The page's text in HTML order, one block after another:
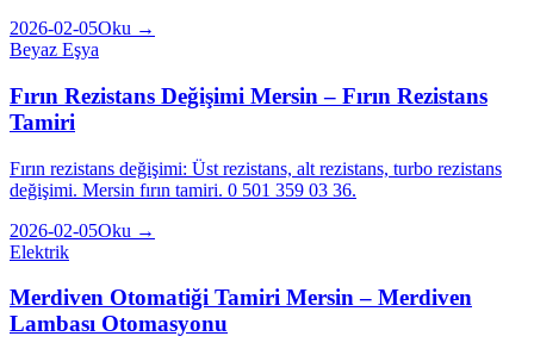
2026-02-05Oku →
Beyaz Eşya
Fırın Rezistans Değişimi Mersin – Fırın Rezistans
Tamiri
Fırın rezistans değişimi: Üst rezistans, alt rezistans, turbo rezistans
değişimi. Mersin fırın tamiri. 0 501 359 03 36.
2026-02-05Oku →
Elektrik
Merdiven Otomatiği Tamiri Mersin – Merdiven
Lambası Otomasyonu